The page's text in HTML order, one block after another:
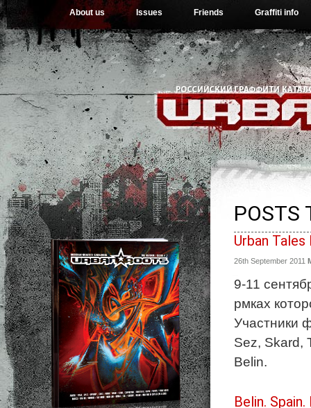
About us Issues Friends Graffiti info
POSTS
Urban
26th September 2011
9-11
рмках
Участники
Sez, Skard,
Belin.
Belin.